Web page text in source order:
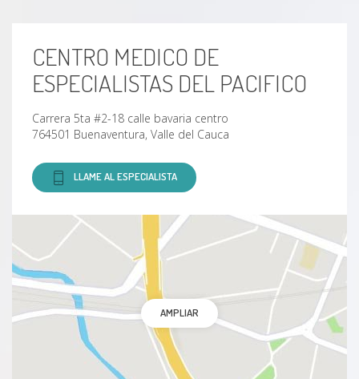
CENTRO MEDICO DE
ESPECIALISTAS DEL PACIFICO
Carrera 5ta #2-18 calle bavaria centro
764501 Buenaventura, Valle del Cauca
LLAME AL ESPECIALISTA
AMPLIAR